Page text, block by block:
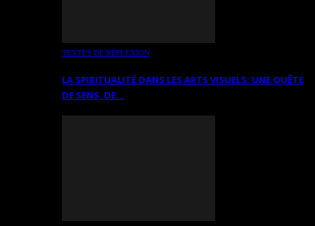
TEXTES DE RÉFLEXION
LA SPIRITUALITÉ DANS LES ARTS VISUELS: UNE QUÊTE
DE SENS, DE…